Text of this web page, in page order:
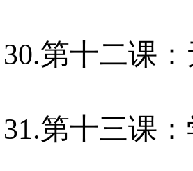
30.第十二课
31.第十三课